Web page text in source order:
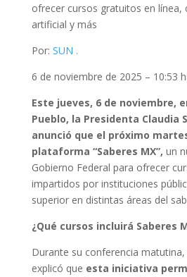
ofrecer cursos gratuitos en línea,
artificial y más
Por: SUN .
6 de noviembre de 2025 – 10:53
Este jueves, 6 de noviembre,
Pueblo, la Presidenta Claudia
anunció que el próximo
plataforma “Saberes MX”, un
Gobierno Federal para ofrecer
impartidos por instituciones
superior en distintas áreas del
¿Qué cursos incluirá Saberes
Durante su conferencia
explicó que esta iniciativa